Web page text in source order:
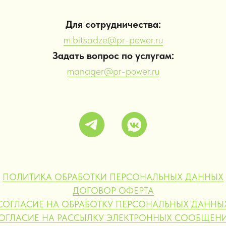
Для сотрудничества:
m.bitsadze@pr-power.ru
Задать вопрос по услугам:
manager@pr-power.ru
ПОЛИТИКА ОБРАБОТКИ ПЕРСОНАЛЬНЫХ ДАННЫХ
ДОГОВОР ОФЕРТА
НА ОБРАБОТКУ ПЕРСОНАЛЬНЫХ
НА РАССЫЛКУ ЭЛЕКТРОННЫХ